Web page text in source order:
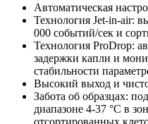
Автоматическая
Технология Jet-in-air:
000 событий/сек и
Технология ProDrop:
задержки капли и
стабильности
Высокий выход и
Забота об образцах:
диапазоне 4-37 °С в
отсортированных